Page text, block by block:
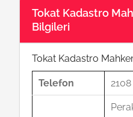
Tokat Kadastro
Bilgileri
Tokat Kadastro
Telefon 2108